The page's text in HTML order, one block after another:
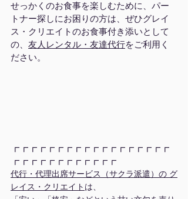
せっかくのお食事を楽しむために、パー
トナー探しにお困りの方は、ぜひグレイ
ス・クリエイトのお食事付き添いとして
の、 友人レンタル・友達代行をご利用く
ださい。
┏┏┏┏┏┏┏┏┏┏┏┏┏┏┏┏┏┏
┏┏┏┏┏┏┏┏┏┏┏┏
代行・代理出席サービス（サクラ派遣）の グ
レイス・クリエイト は、